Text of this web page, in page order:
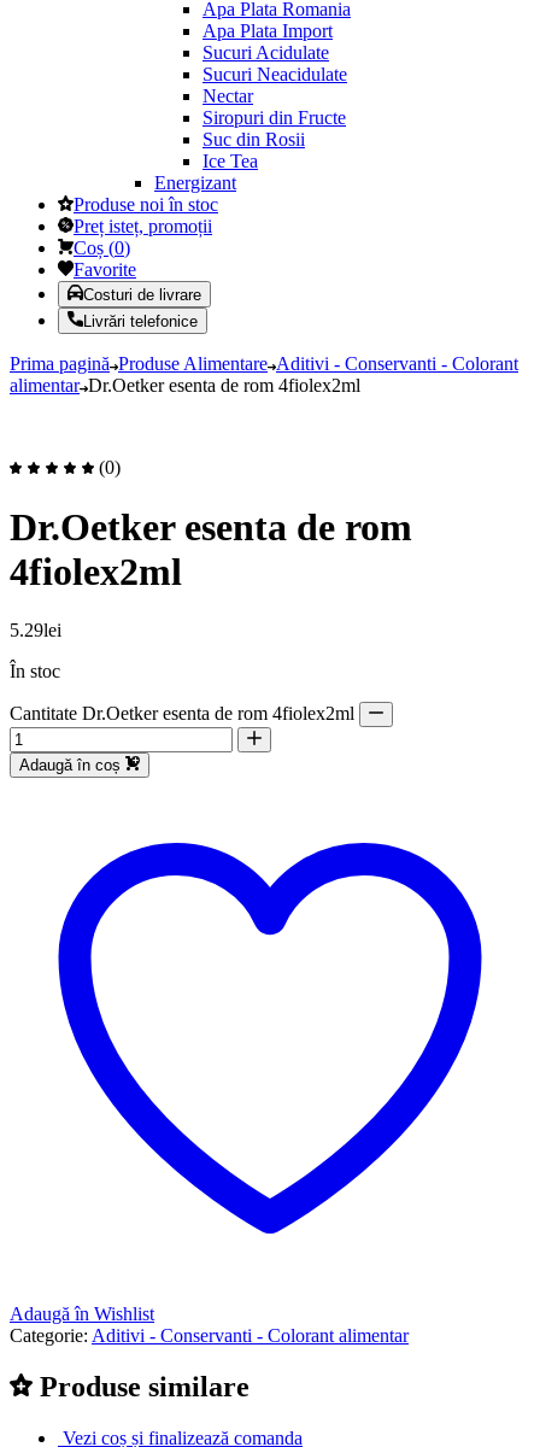
Apa Plata Romania
Apa Plata Import
Sucuri Acidulate
Sucuri Neacidulate
Nectar
Siropuri din Fructe
Suc din Rosii
Ice Tea
Energizant
Produse noi în stoc
Preț isteț, promoții
Coș (0)
Favorite
Costuri de livrare
Livrări telefonice
Prima pagină Produse Alimentare Aditivi - Conservanti - Colorant
alimentar Dr.Oetker esenta de rom 4fiolex2ml
(0)
Dr.Oetker esenta de rom
4fiolex2ml
5.29lei
În stoc
Cantitate Dr.Oetker esenta de rom 4fiolex2ml
Adaugă în coș
Adaugă în Wishlist
Categorie: Aditivi - Conservanti - Colorant alimentar
Produse similare
Vezi coș și finalizează comanda